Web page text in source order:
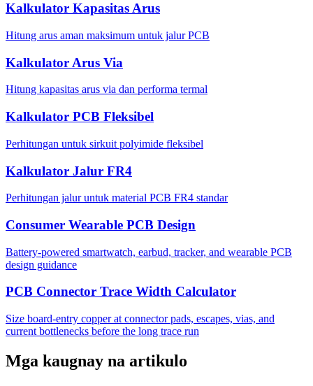
Kalkulator Kapasitas Arus
Hitung arus aman maksimum untuk jalur PCB
Kalkulator Arus Via
Hitung kapasitas arus via dan performa termal
Kalkulator PCB Fleksibel
Perhitungan untuk sirkuit polyimide fleksibel
Kalkulator Jalur FR4
Perhitungan jalur untuk material PCB FR4 standar
Consumer Wearable PCB Design
Battery-powered smartwatch, earbud, tracker, and wearable PCB
design guidance
PCB Connector Trace Width Calculator
Size board-entry copper at connector pads, escapes, vias, and
current bottlenecks before the long trace run
Mga kaugnay na artikulo